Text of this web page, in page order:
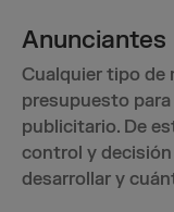
Anunciantes
Cualquier tipo de
presupuesto
publicitario. De
control y
desarrollar y